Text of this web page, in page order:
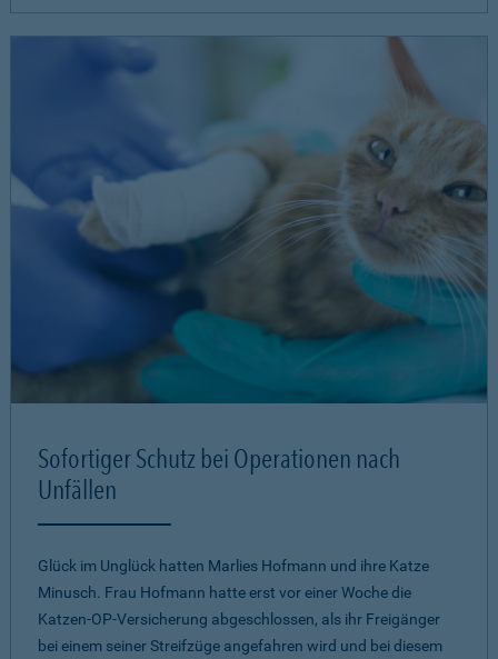
Sofortiger Schutz bei Operationen nach
Unfällen
Glück im Unglück hatten Marlies Hofmann und ihre Katze
Minusch. Frau Hofmann hatte erst vor einer Woche die
Katzen-OP-Versicherung abgeschlossen, als ihr Freigänger
bei einem seiner Streifzüge angefahren wird und bei diesem